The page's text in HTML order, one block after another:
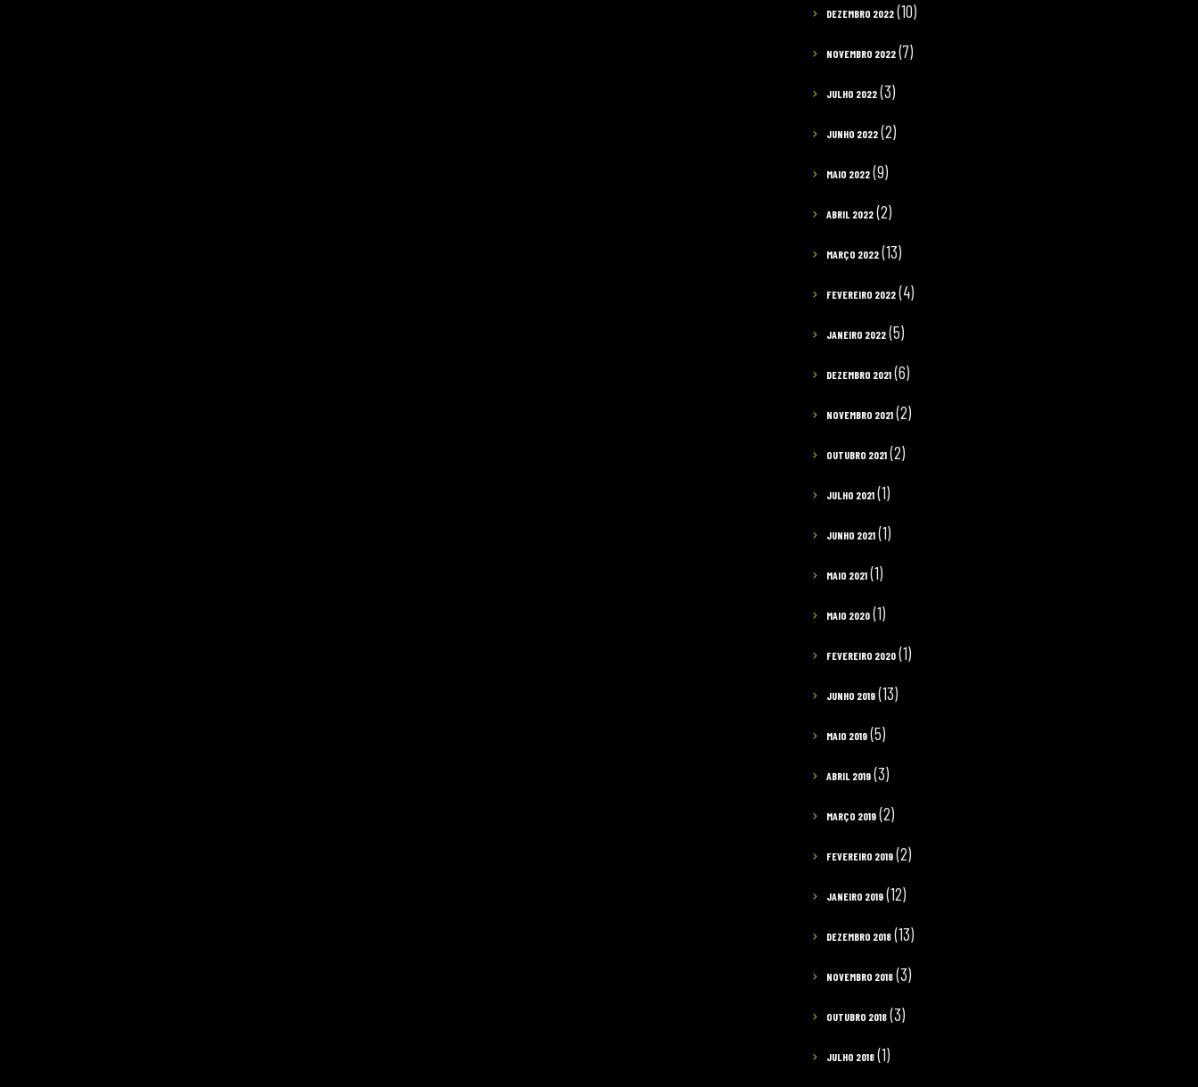
DEZEMBRO 2022 (10)
NOVEMBRO 2022 (7)
JULHO 2022 (3)
JUNHO 2022 (2)
MAIO 2022 (9)
ABRIL 2022 (2)
MARÇO 2022 (13)
FEVEREIRO 2022 (4)
JANEIRO 2022 (5)
DEZEMBRO 2021 (6)
NOVEMBRO 2021 (2)
OUTUBRO 2021 (2)
JULHO 2021 (1)
JUNHO 2021 (1)
MAIO 2021 (1)
MAIO 2020 (1)
FEVEREIRO 2020 (1)
JUNHO 2019 (13)
MAIO 2019 (5)
ABRIL 2019 (3)
MARÇO 2019 (2)
FEVEREIRO 2019 (2)
JANEIRO 2019 (12)
DEZEMBRO 2018 (13)
NOVEMBRO 2018 (3)
OUTUBRO 2018 (3)
JULHO 2018 (1)